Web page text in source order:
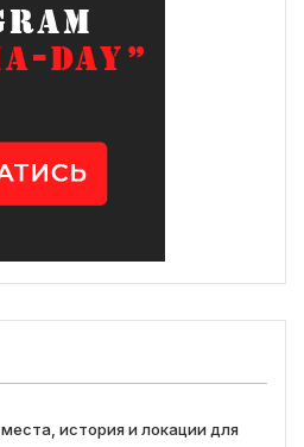
история и локации для